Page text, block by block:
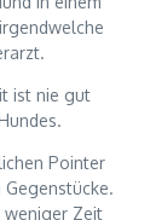
ist nie gut
Pointer
weniger Zeit